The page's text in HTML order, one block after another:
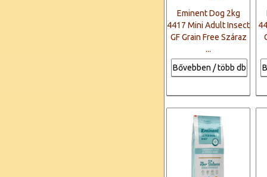
Eminent Dog 2kg
4417 Mini Adult Insect
GF Grain Free Száraz
...
Bővebben / több db